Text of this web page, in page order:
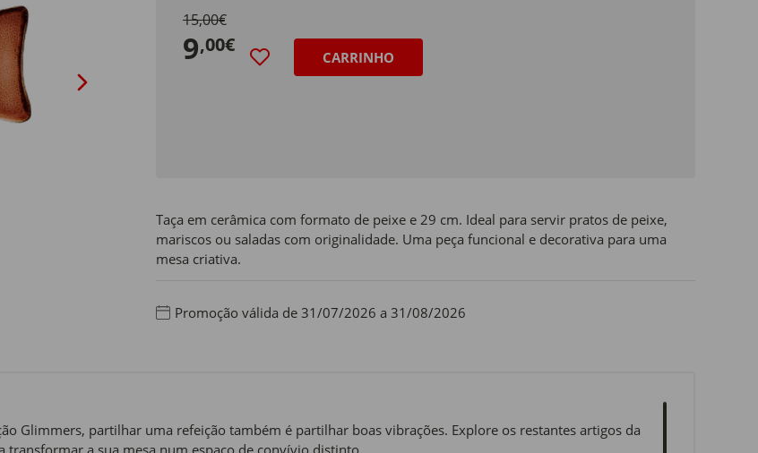
15,00€
9,00€
CARRINHO
Taça em cerâmica com formato de peixe e 29 cm. Ideal para servir pratos de peixe,
mariscos ou saladas com originalidade. Uma peça funcional e decorativa para uma
mesa criativa.
Promoção válida de 31/07/2026 a 31/08/2026
Glimmers, partilhar uma refeição também é partilhar boas vibrações. Explore os restantes artigos da
transformar a sua mesa num espaço de convívio distinto.